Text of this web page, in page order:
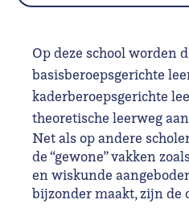
Op deze school worden
basisberoepsgerichte
kaderberoepsgerichte
theoretische leerweg
Net als op andere
de “gewone” vakken
en wiskunde
bijzonder maakt, zijn de